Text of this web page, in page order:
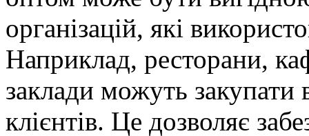
організацій, які
Наприклад, ресторани,
заклади можуть закупати
клієнтів. Це дозволяє